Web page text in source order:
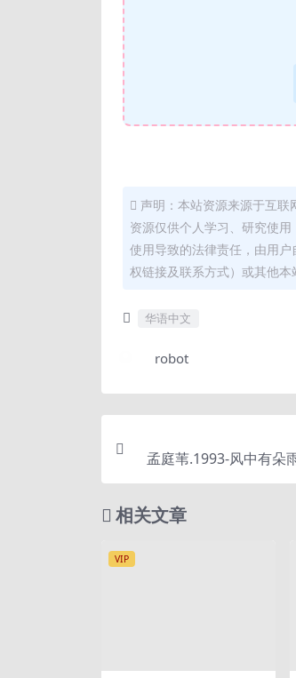
声明：本站资源来源于互联
资源仅供个人学习、研究使
使用导致的法律责任，由用
权链接及联系方式）或其他本
华语中文
robot
孟庭苇.1993-风中有朵
相关文章
VIP